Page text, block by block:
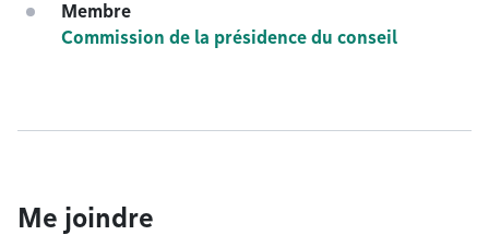
Membre
Commission de la présidence du conseil
Me joindre